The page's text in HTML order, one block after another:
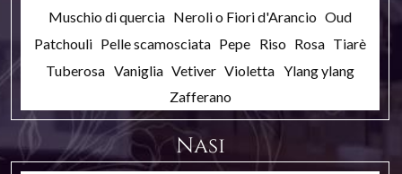
Muschio di quercia Neroli o Fiori d'Arancio Oud
Patchouli Pelle scamosciata Pepe Riso Rosa Tiarè
Tuberosa Vaniglia Vetiver Violetta Ylang ylang
Zafferano
Nasi